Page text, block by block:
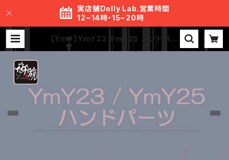
実店舗Dolly Lab.営業時間
12~14時・15~20時
【YmY】YmY23 YmY25 ハンドパー
ツ セット ミルク 薄サンライト | MR.